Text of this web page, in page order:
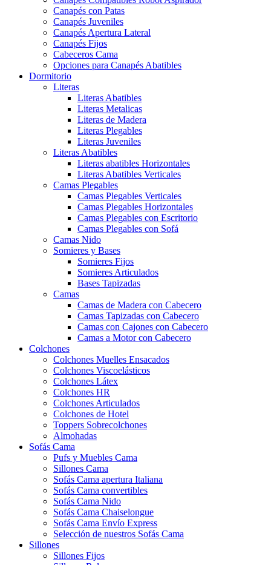
Canapés con Patas
Canapés Juveniles
Canapés Apertura Lateral
Canapés Fijos
Cabeceros Cama
Opciones para Canapés Abatibles
Dormitorio
Literas
Literas Abatibles
Literas Metalicas
Literas de Madera
Literas Plegables
Literas Juveniles
Literas Abatibles
Literas abatibles Horizontales
Literas Abatibles Verticales
Camas Plegables
Camas Plegables Verticales
Camas Plegables Horizontales
Camas Plegables con Escritorio
Camas Plegables con Sofá
Camas Nido
Somieres y Bases
Somieres Fijos
Somieres Articulados
Bases Tapizadas
Camas
Camas de Madera con Cabecero
Camas Tapizadas con Cabecero
Camas con Cajones con Cabecero
Camas a Motor con Cabecero
Colchones
Colchones Muelles Ensacados
Colchones Viscoelásticos
Colchones Látex
Colchones HR
Colchones Articulados
Colchones de Hotel
Toppers Sobrecolchones
Almohadas
Sofás Cama
Pufs y Muebles Cama
Sillones Cama
Sofás Cama apertura Italiana
Sofás Cama convertibles
Sofás Cama Nido
Sofás Cama Chaiselongue
Sofás Cama Envío Express
Selección de nuestros Sofás Cama
Sillones
Sillones Fijos